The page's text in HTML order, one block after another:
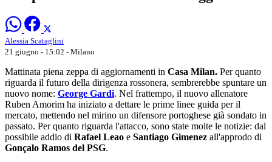
Alessia Scataglini
21 giugno - 15:02 - Milano
Mattinata piena zeppa di aggiornamenti in Casa Milan. Per quanto
riguarda il futuro della dirigenza rossonera, sembrerebbe spuntare un
nuovo nome: George Gardi. Nel frattempo, il nuovo allenatore
Ruben Amorim ha iniziato a dettare le prime linee guida per il
mercato, mettendo nel mirino un difensore portoghese già sondato in
passato. Per quanto riguarda l'attacco, sono state molte le notizie: dal
possibile addio di Rafael Leao e Santiago Gimenez all'approdo di
Gonçalo Ramos del PSG.